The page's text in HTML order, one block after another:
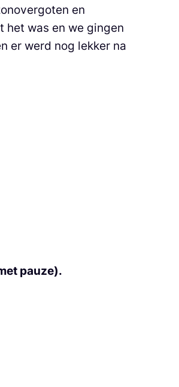
en
het was en we gingen
er werd nog lekker na
pauze).